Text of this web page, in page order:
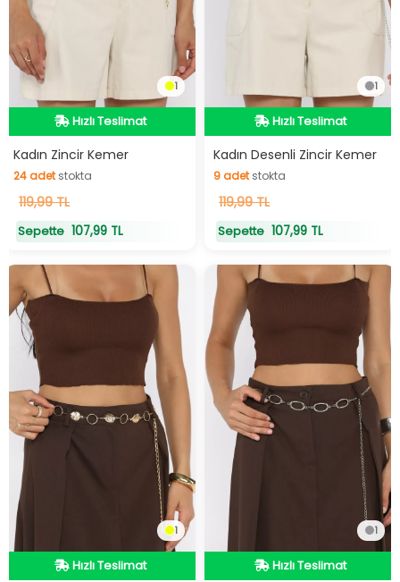
1
Hızlı Teslimat
Hızlı Teslimat
Kadın Zincir Kemer
24adetstokta
24adetstokta
119,99 TL
Sepette 107,99 TL
1
Hızlı Teslimat
Hızlı Teslimat
Kadın Desenli Zincir Kemer
9adetstokta
9adetstokta
119,99 TL
Sepette 107,99 TL
1
Hızlı Teslimat
1
Hızlı Teslimat